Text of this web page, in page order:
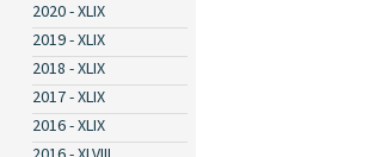
2020 - XLIX
2019 - XLIX
2018 - XLIX
2017 - XLIX
2016 - XLIX